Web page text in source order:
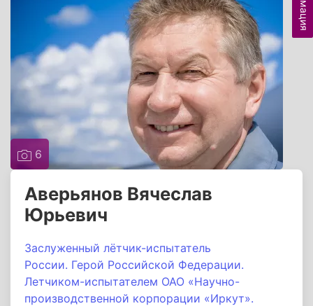
6
Аверьянов Вячеслав
Юрьевич
Заслуженный лётчик-испытатель
России. Герой Российской Федерации.
Летчиком-испытателем ОАО «Научно-
производственной корпорации «Иркут».